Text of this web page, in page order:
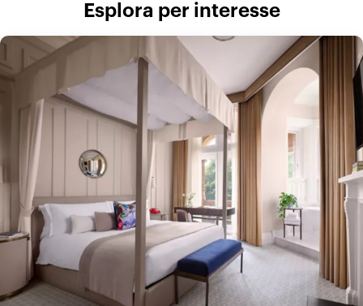
Esplora per interesse